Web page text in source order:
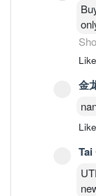
Like
金
Like
Tai